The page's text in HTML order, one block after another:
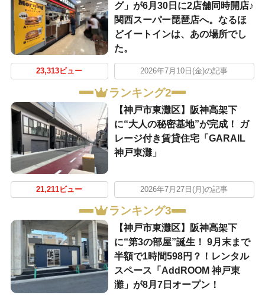
グ」が6月30日に2店舗同時開店♪
関西スーパー琵琶店へ。なるほ
どイートインは、あの場所でし
た。
23,313ビュー 2026年7月10日(金)の記事
ランキング2
【神戸市東灘区】阪神高架下
に“大人の秘密基地”が完成！ ガ
レージ付き賃貸住宅「GARAIL
神戸東灘」
21,211ビュー 2026年7月27日(月)の記事
ランキング3
【神戸市東灘区】阪神高架下
に“第3の部屋”誕生！ 9月末まで
半額で1時間598円？！レンタル
スペース「AddROOM 神戸東
灘」が8月7日オープン！